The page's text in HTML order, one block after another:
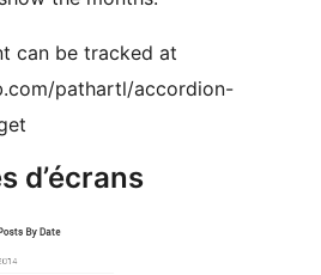
can be tracked at
pathartl/accordion-
d’écrans